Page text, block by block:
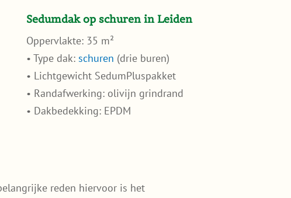
Sedumdak op schuren in Leiden
Oppervlakte: 35 m²
• Type dak: schuren (drie buren)
• Lichtgewicht SedumPluspakket
• Randafwerking: olivijn grindrand
• Dakbedekking: EPDM
reden hiervoor is het